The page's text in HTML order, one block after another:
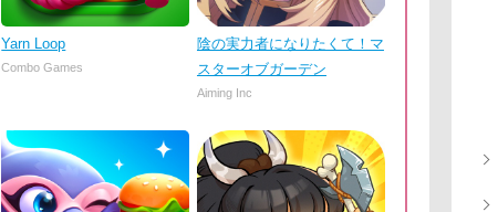
Yarn Loop
Combo Games
陰の実力者になりたくて！マ
スターオブガーデン
Aiming Inc